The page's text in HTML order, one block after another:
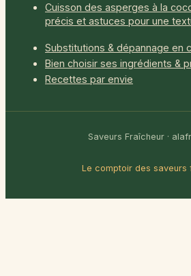
Cuisson des asperges à la
précis et astuces pour une
Substitutions & dépannage en
Bien choisir ses ingrédients &
Recettes par envie
Saveurs Fraîcheur ·
Le comptoir des saveurs